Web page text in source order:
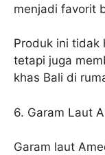
menjadi favorit
Produk ini tidak
tetapi juga
khas Bali di
6. Garam Laut
Garam laut